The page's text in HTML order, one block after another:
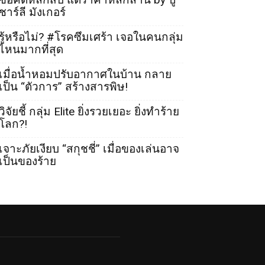
าร์ลี มังเกอร์
หรือไม่? #โรคซึมเศร้า เจอในคนกลุ่ม
หนมากที่สุด
มื่อน้ำหอมปรับอากาศในบ้าน กลาย
ป็น “ตัวการ” สร้างสารพิษ!
จัยชี้ กลุ่ม Elite ยิ่งรวยเยอะ ยิ่งทำร้าย
ลก?!
จาะภัยเงียบ “สกุชชี่” เมื่อของเล่นอาจ
ป็นของร้าย